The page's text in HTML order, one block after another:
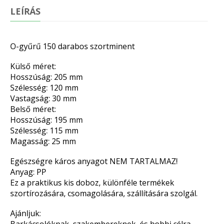
LEÍRÁS
O-gyűrű 150 darabos szortminent
Külső méret:
Hosszúság: 205 mm
Szélesség: 120 mm
Vastagság: 30 mm
Belső méret:
Hosszúság: 195 mm
Szélesség: 115 mm
Magasság: 25 mm
Egészségre káros anyagot NEM TARTALMAZ!
Anyag: PP
Ez a praktikus kis doboz, különféle termékek
szortírozására, csomagolására, szállítására szolgál.
Ajánljuk: